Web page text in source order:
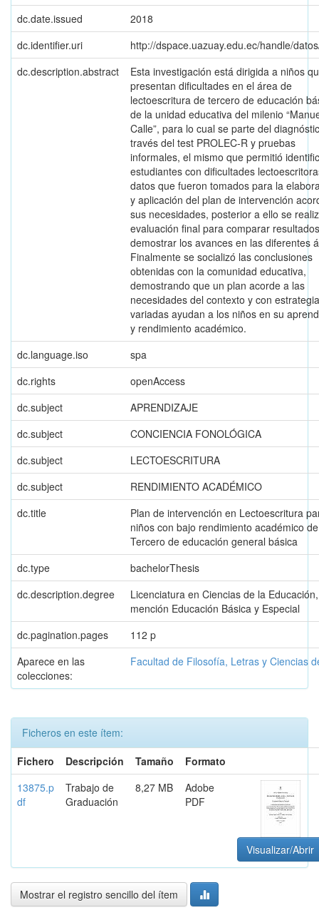
dc.date.issued
2018
dc.identifier.uri
http://dspace.uazuay.edu.ec/handle/
dc.description.abstract
Esta investigación está dirigida a niños
presentan dificultades en el área de
lectoescritura de tercero de educación
de la unidad educativa del milenio
Calle”, para lo cual se parte del
través del test PROLEC-R y pruebas
informales, el mismo que permitió
estudiantes con dificultades
datos que fueron tomados para la
y aplicación del plan de intervención
sus necesidades, posterior a ello se
evaluación final para comparar
demostrar los avances en las diferentes
Finalmente se socializó las conclusiones
obtenidas con la comunidad educativa,
demostrando que un plan acorde a las
necesidades del contexto y con
variadas ayudan a los niños en su
y rendimiento académico.
dc.language.iso
spa
dc.rights
openAccess
dc.subject
APRENDIZAJE
dc.subject
CONCIENCIA FONOLÓGICA
dc.subject
LECTOESCRITURA
dc.subject
RENDIMIENTO ACADÉMICO
dc.title
Plan de intervención en Lectoescritura
niños con bajo rendimiento académico de
Tercero de educación general básica
dc.type
bachelorThesis
dc.description.degree
Licenciatura en Ciencias de la Educación,
mención Educación Básica y Especial
dc.pagination.pages
112 p
Aparece en las
colecciones:
Facultad de Filosofía, Letras y Ciencias
Ficheros en este ítem:
Fichero
Descripción Tamaño
Formato
13875.p
df
Trabajo de
Graduación
8,27 MB
Adobe
PDF
Visualizar/Abrir
Mostrar el registro sencillo del ítem